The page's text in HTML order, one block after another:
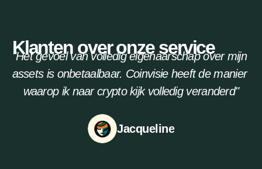
Klanten over onze service
"Het gevoel van volledig eigenaarschap over mijn
assets is onbetaalbaar. Coinvisie heeft de manier
waarop ik naar crypto kijk volledig veranderd"
Jacqueline